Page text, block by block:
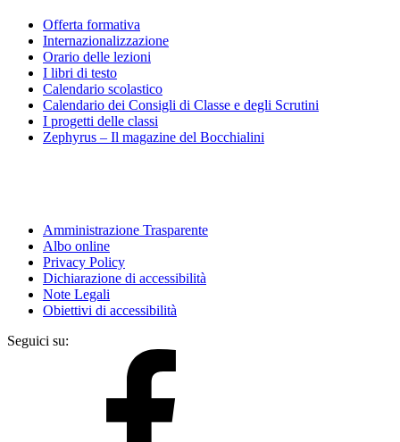
Offerta formativa
Internazionalizzazione
Orario delle lezioni
I libri di testo
Calendario scolastico
Calendario dei Consigli di Classe e degli Scrutini
I progetti delle classi
Zephyrus – Il magazine del Bocchialini
Amministrazione Trasparente
Albo online
Privacy Policy
Dichiarazione di accessibilità
Note Legali
Obiettivi di accessibilità
Seguici su: